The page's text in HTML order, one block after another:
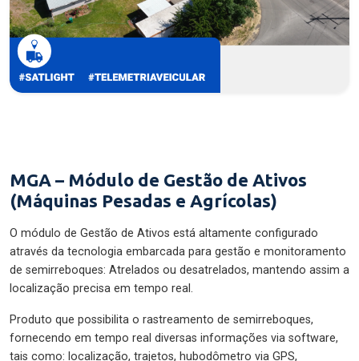
MGA – Módulo de Gestão de Ativos
(Máquinas Pesadas e Agrícolas)
O módulo de Gestão de Ativos está altamente configurado
através da tecnologia embarcada para gestão e monitoramento
de semirreboques: Atrelados ou desatrelados, mantendo assim a
localização precisa em tempo real.
Produto que possibilita o rastreamento de semirreboques,
fornecendo em tempo real diversas informações via software,
tais como: localização, trajetos, hubodômetro via GPS,